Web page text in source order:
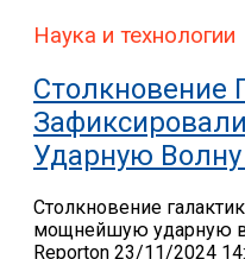
Наука и технологии
Столкновение
Ударную
Столкновение
мощнейшую ударную
Reporton 23/11/2024